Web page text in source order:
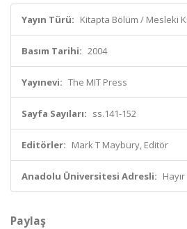
Yayın Türü: Kitapta Bölüm / Mesleki
Basım Tarihi: 2004
Yayınevi: The MIT Press
Sayfa Sayıları: ss.141-152
Editörler: Mark T Maybury, Editör
Anadolu Üniversitesi Adresli: Hayır
Paylaş